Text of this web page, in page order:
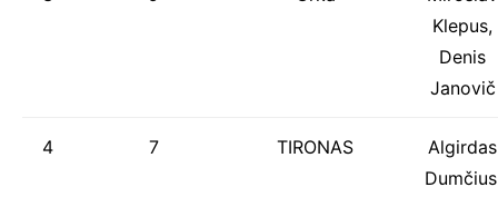
Klepus,
Denis
Janovič
4 7 TIRONAS
Algirdas